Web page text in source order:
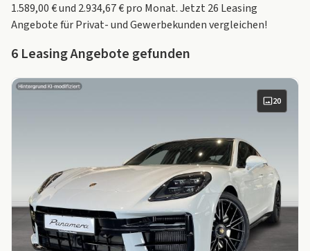
1.589,00 € und 2.934,67 € pro Monat. Jetzt 26 Leasing
Angebote für Privat- und Gewerbekunden vergleichen!
6 Leasing Angebote gefunden
20